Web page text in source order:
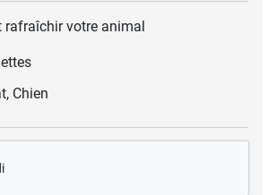
rafraîchir votre animal
Chien